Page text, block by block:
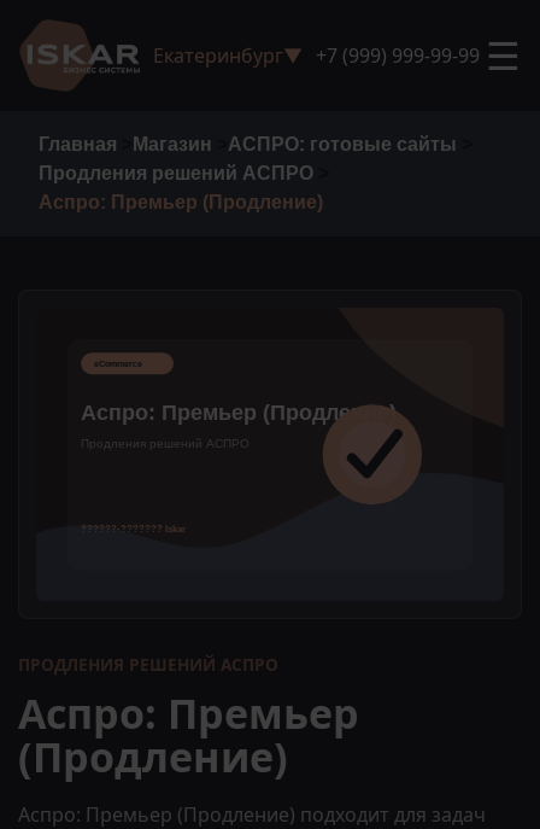
Екатеринбург▼ +7 (999) 999-99-99 ☰
Главная Магазин АСПРО: готовые сайты
Продления решений АСПРО
Аспро: Премьер (Продление)
ПРОДЛЕНИЯ РЕШЕНИЙ АСПРО
Аспро: Премьер
(Продление)
Аспро: Премьер (Продление) подходит для задач